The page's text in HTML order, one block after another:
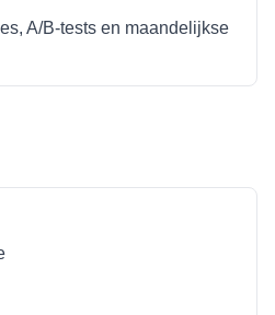
A/B-tests en maandelijkse